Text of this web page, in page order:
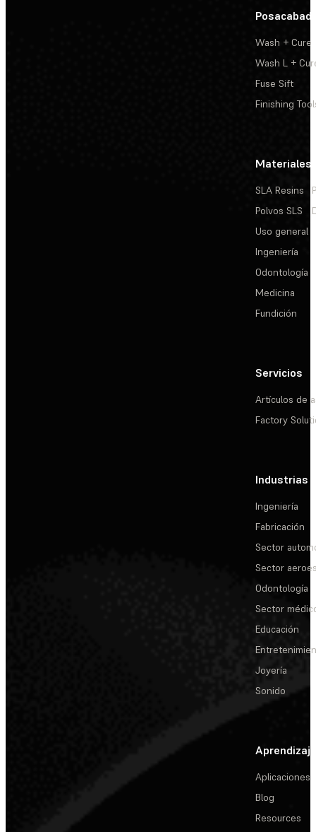
Wash + Cure
Wash L +
Fuse Sift
Finishing
Materiales
SLA Resins
Polvos SLS
Uso general
Ingeniería
Odontología
Medicina
Fundición
Servicios
Artículos de
Factory
Industrias
Ingeniería
Fabricación
Sector
Sector
Odontología
Sector
Educación
Joyería
Sonido
Aprendizaje
Aplicaciones
Blog
Resources